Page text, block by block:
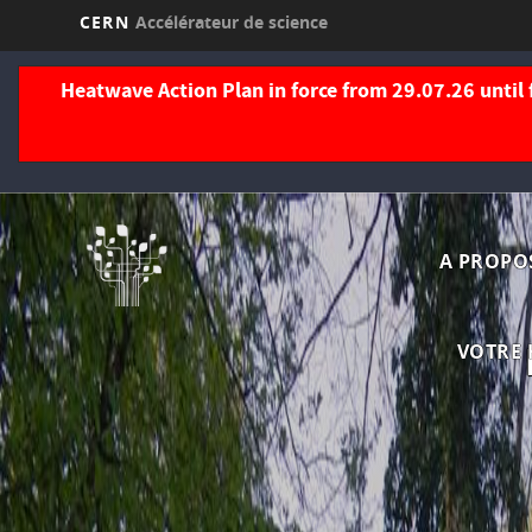
Aller
CERN Accélérateur de science
Heatwave Action Plan in force from 29.07.26 until
A
VOTRE